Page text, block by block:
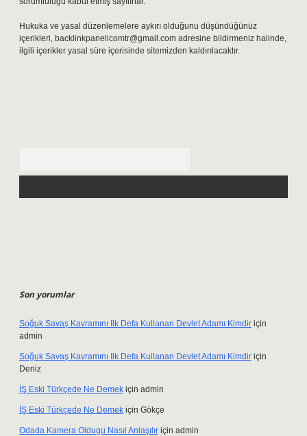
Hukuka ve yasal düzenlemelere aykırı olduğunu düşündüğünüz
içerikleri, backlinkpanelicomtr@gmail.com adresine bildirmeniz halinde,
ilgili içerikler yasal süre içerisinde sitemizden kaldırılacaktır.
Son yorumlar
Soğuk Savaş Kavramını Ilk Defa Kullanan Devlet Adamı Kimdir için
admin
Soğuk Savaş Kavramını Ilk Defa Kullanan Devlet Adamı Kimdir için
Deniz
İŞ Eski Türkçede Ne Demek için admin
İŞ Eski Türkçede Ne Demek için Gökçe
Odada Kamera Oldugu Nasıl Anlaşılır için admin